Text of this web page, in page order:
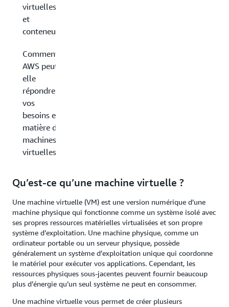
virtuelles
et
conteneurs
Comment
AWS peut-
elle
répondre à
vos
besoins en
matière de
machines
virtuelles ?
Qu’est-ce qu’une machine virtuelle ?
Une machine virtuelle (VM) est une version numérique d’une
machine physique qui fonctionne comme un système isolé avec
ses propres ressources matérielles virtualisées et son propre
système d’exploitation. Une machine physique, comme un
ordinateur portable ou un serveur physique, possède
généralement un système d’exploitation unique qui coordonne
le matériel pour exécuter vos applications. Cependant, les
ressources physiques sous-jacentes peuvent fournir beaucoup
plus d’énergie qu’un seul système ne peut en consommer.
Une machine virtuelle vous permet de créer plusieurs